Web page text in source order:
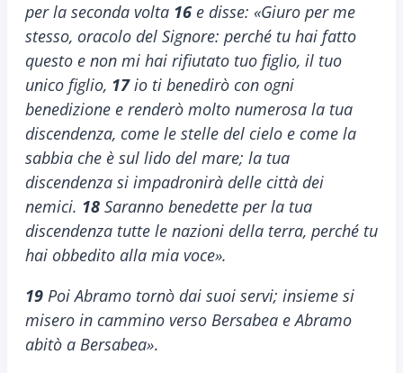
per la seconda volta 16 e disse: «Giuro per me
stesso, oracolo del Signore: perché tu hai fatto
questo e non mi hai rifiutato tuo figlio, il tuo
unico figlio, 17io ti benedirò con ogni
benedizione e renderò molto numerosa la tua
discendenza, come le stelle del cielo e come la
sabbia che è sul lido del mare; la tua
discendenza si impadronirà delle città dei
nemici. 18 Saranno benedette per la tua
discendenza tutte le nazioni della terra, perché tu
hai obbedito alla mia voce».
19 Poi Abramo tornò dai suoi servi; insieme si
misero in cammino verso Bersabea e Abramo
abitò a Bersabea».